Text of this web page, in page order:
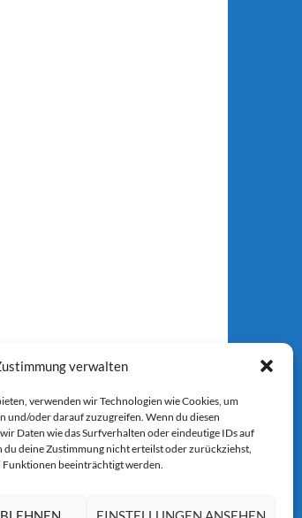
verwalten
verwenden wir Technologien wie Cookies, um
und/oder darauf zuzugreifen. Wenn du diesen
Daten wie das Surfverhalten oder eindeutige IDs auf
deine Zustimmung nicht erteilst oder zurückziehst,
beeinträchtigt werden.